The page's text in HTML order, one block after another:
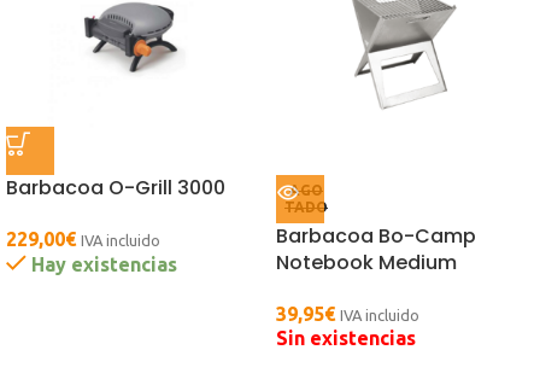
Barbacoa O-Grill 3000
229,00€ IVA incluido
Hay existencias
AGO
TADO
Barbacoa Bo-Camp
Notebook Medium
39,95€ IVA incluido
Sin existencias